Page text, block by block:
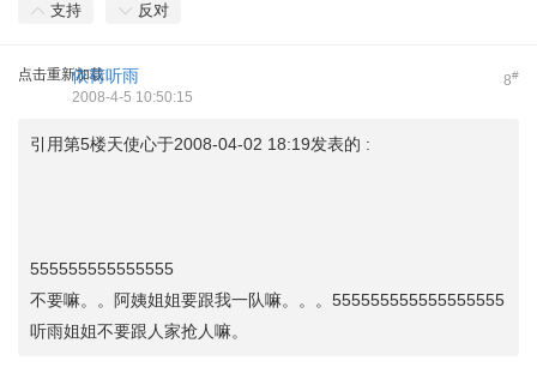
支持 反对
点击重新加载 8#
依荷听雨
2008-4-5 10:50:15
引用第5楼天使心于2008-04-02 18:19发表的 :
555555555555555
不要嘛。。阿姨姐姐要跟我一队嘛。。。555555555555555555
听雨姐姐不要跟人家抢人嘛。